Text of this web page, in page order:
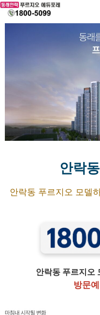
안락
안락동 푸르지오 모델
안락동 푸르지오
방문